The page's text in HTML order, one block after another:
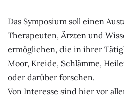
Das Symposium soll einen
Therapeuten, Ärzten und
ermöglichen, die in ihrer
Moor, Kreide, Schlämme,
oder darüber forschen.
Von Interesse sind hier vor